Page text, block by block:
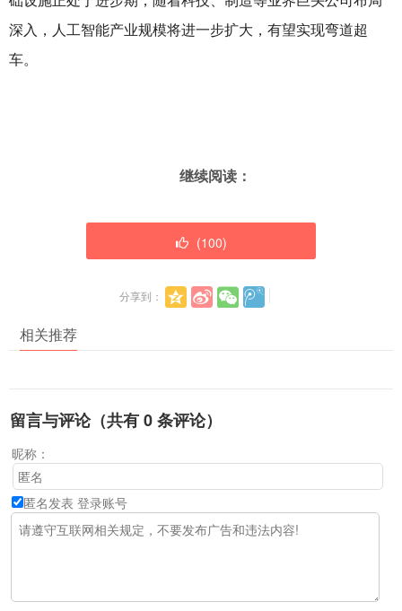
深入，人工智能产业规模将进一步扩大，有望实现弯道超
车。
继续阅读：
(100)
分享到：
相关推荐
留言与评论（共有0条评论）
昵称：
匿名发表 登录账号